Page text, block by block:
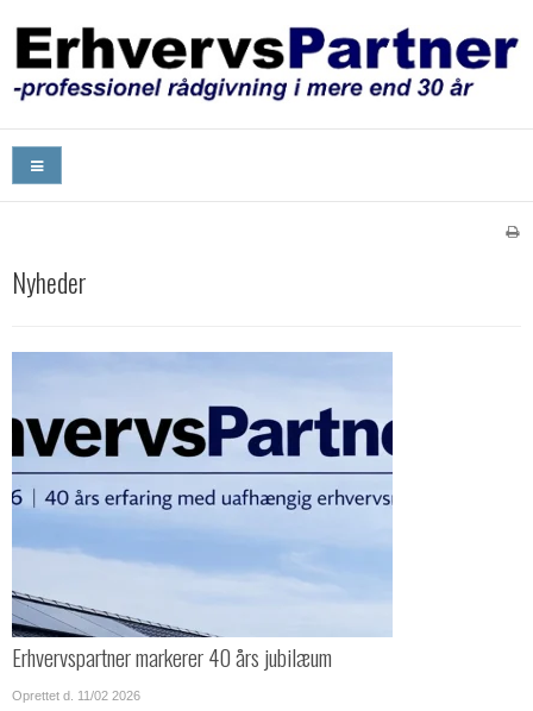
Nyheder
Erhvervspartner markerer 40 års jubilæum
Oprettet d. 11/02 2026